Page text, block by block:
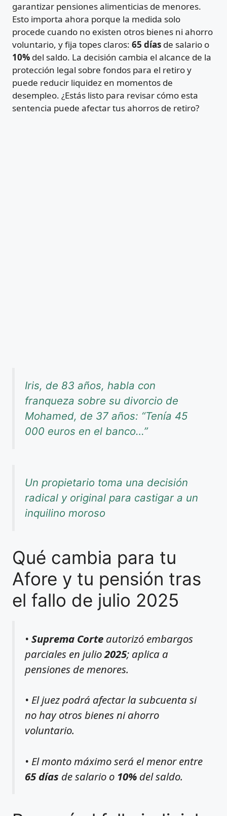
garantizar pensiones alimenticias de menores.
Esto importa ahora porque la medida solo
procede cuando no existen otros bienes ni ahorro
voluntario, y fija topes claros: 65 días de salario o
10% del saldo. La decisión cambia el alcance de la
protección legal sobre fondos para el retiro y
puede reducir liquidez en momentos de
desempleo. ¿Estás listo para revisar cómo esta
sentencia puede afectar tus ahorros de retiro?
Iris, de 83 años, habla con
franqueza sobre su divorcio de
Mohamed, de 37 años: “Tenía 45
000 euros en el banco…”
Un propietario toma una decisión
radical y original para castigar a un
inquilino moroso
Qué cambia para tu
Afore y tu pensión tras
el fallo de julio 2025
• Suprema Corte autorizó embargos
parciales en julio2025; aplica a
pensiones de menores.
• El juez podrá afectar la subcuenta si
no hay otros bienes ni ahorro
voluntario.
• El monto máximo será el menor entre
65 días de salario o 10% del saldo.